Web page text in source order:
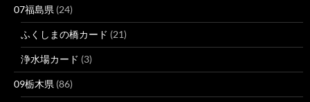
07福島県 (24)
ふくしまの橋カード (21)
浄水場カード (3)
09栃木県 (86)